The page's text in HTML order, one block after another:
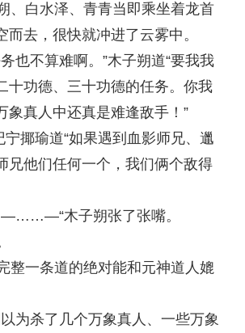
、白水泽、青青当即乘坐着龙首
而去，很快就冲进了云雾中。
也不算难啊。”木子朔道“要我我
十功德、三十功德的任务。你我
象真人中还真是难逢敌手！”
揶瑜道“如果遇到血影师兄、邋
兄他们任何一个，我们俩个敌得
木子朔张了张嘴。
整一条道的绝对能和元神道人媲
为杀了几个万象真人、一些万象